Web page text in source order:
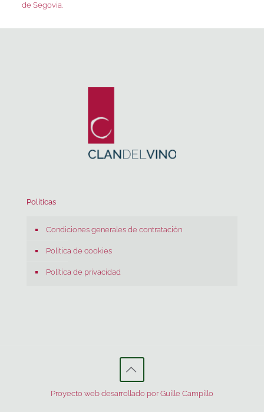
de Segovia.
Políticas
Condiciones generales de contratación
Politica de cookies
Política de privacidad
Proyecto web desarrollado por Guille Campillo